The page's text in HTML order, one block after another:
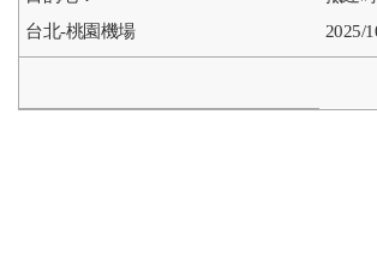
台北-桃園機場 2025/